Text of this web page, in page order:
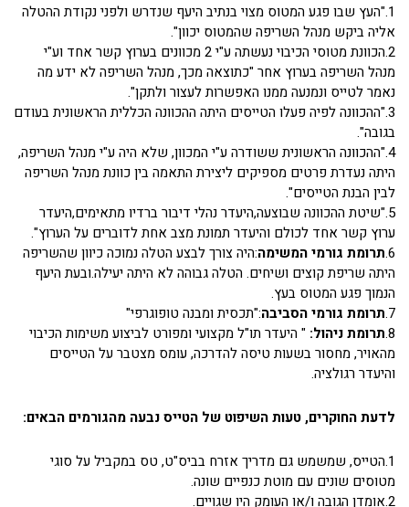
1."העץ שבו פגע המטוס מצוי בנתיב היעף שנדרש ולפני נקודת ההטלה
אליה ביקש מנהל השריפה שהמטוס יכוון".
2.הכוונת מטוסי הכיבוי נעשתה ע"י 2 מכוונים בערוץ קשר אחד וע"י
מנהל השריפה בערוץ אחר "כתוצאה מכך, מנהל השריפה לא ידע מה
נאמר לטייס ונמנעה ממנו האפשרות לעצור ולתקן".
3."ההכוונה לפיה פעלו הטייסים היתה ההכוונה הכללית הראשונית בעודם
בגובה".
4."ההכוונה הראשונית ששודרה ע"י המכוון, שלא היה ע"י מנהל השריפה,
היתה נעדרת פרטים מספיקים ליצירת התאמה בין כוונת מנהל השריפה
לבין הבנת הטייסים".
5."שיטת ההכוונה שבוצעה,היעדר נהלי דיבור ברדיו מתאימים,היעדר
ערוץ קשר אחד לכולם והיעדר תמונת מצב אחת לדוברים על הערוץ".
6.תרומת גורמי המשימה:היה צורך לבצע הטלה נמוכה כיוון שהשריפה
היתה שריפת קוצים ושיחים. הטלה גבוהה לא היתה יעילה.ובעת היעף
הנמוך פגע המטוס בעץ.
7. תרומת גורמי הסביבה:"תכסית ומבנה טופוגרפי"
8.תרומת ניהול: " היעדר תו"ל מקצועי ומפורט לביצוע משימות הכיבוי
מהאויר, מחסור בשעות טיסה להדרכה, עומס מצטבר על הטייסים
והיעדר רגולציה.
לדעת החוקרים, טעות השיפוט של הטייס נבעה מהגורמים הבאים:
1.הטייס, שמשמש גם מדריך אזרח בביס"ט, טס במקביל על סוגי
מטוסים שונים עם מוטת כנפיים שונה.
2.אומדן הגובה ו/או העומק היו שגויים.